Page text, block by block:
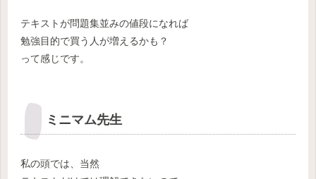
テキストが問題集並みの値段になれば
勉強目的で買う人が増えるかも？
って感じです。
ミニマム先生
私の頭では、当然